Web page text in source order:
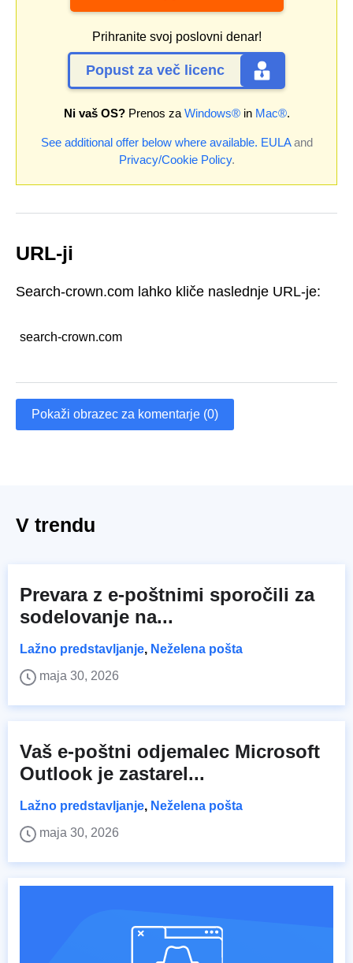
Prihranite svoj poslovni denar!
Popust za več licenc
Ni vaš OS?Prenos za Windows®in Mac®.
See additional offer below where available. EULAand
Privacy/Cookie Policy.
URL-ji
Search-crown.com lahko kliče naslednje URL-je:
search-crown.com
Pokaži obrazec za komentarje (0)
V trendu
Prevara z e-poštnimi sporočili za
sodelovanje na...
Lažno predstavljanje, Neželena pošta
maja 30, 2026
Vaš e-poštni odjemalec Microsoft
Outlook je zastarel...
Lažno predstavljanje, Neželena pošta
maja 30, 2026